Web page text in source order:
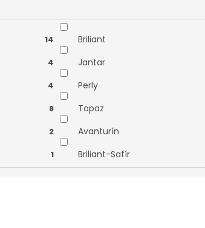
14 Briliant
4 Jantar
4 Perly
8 Topaz
2 Avanturín
1 Briliant-Safír